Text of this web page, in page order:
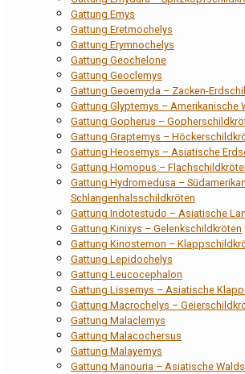
Gattung Emys
Gattung Eretmochelys
Gattung Erymnochelys
Gattung Geochelone
Gattung Geoclemys
Gattung Geoemyda – Zacken-
Gattung Glyptemys – Amerikanische
Gattung Gopherus –
Gattung Graptemys –
Gattung Heosemys – Asiatische
Gattung Homopus –
Gattung Hydromedusa –
Schlangenhalsschildkröten
Gattung Indotestudo – Asiatische
Gattung Kinixys – Gelenkschildkröten
Gattung Kinosternon –
Gattung Lepidochelys
Gattung Leucocephalon
Gattung Lissemys – Asiatische
Gattung Macrochelys –
Gattung Malaclemys
Gattung Malacochersus
Gattung Malayemys
Gattung Manouria – Asiatische